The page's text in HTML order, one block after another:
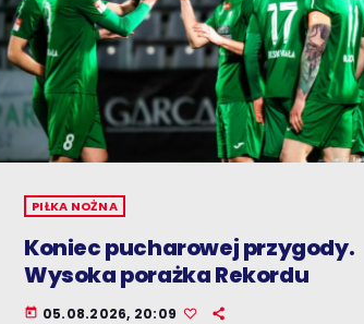
PIŁKA NOŻNA
Koniec pucharowej przygody.
Wysoka porażka Rekordu
today 05.08.2026, 20:09